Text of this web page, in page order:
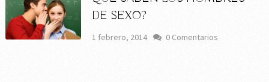
DE SEXO?
1 febrero, 2014 0 Comentarios